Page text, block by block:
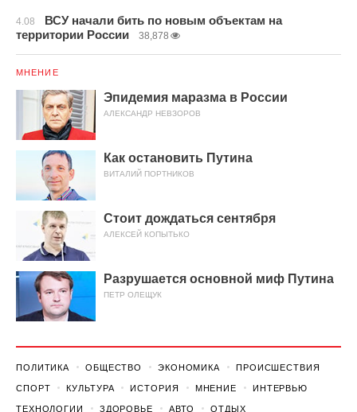
4.08
ВСУ начали бить по новым объектам на
территории России
38,878
МНЕНИЕ
Эпидемия маразма в России
АЛЕКСАНДР НЕВЗОРОВ
Как остановить Путина
ВИТАЛИЙ ПОРТНИКОВ
Стоит дождаться сентября
АЛЕКСЕЙ КОПЫТЬКО
Разрушается основной миф Путина
ПЕТР ОЛЕЩУК
ПОЛИТИКА ОБЩЕСТВО ЭКОНОМИКА ПРОИСШЕСТВИЯ
СПОРТ КУЛЬТУРА ИСТОРИЯ МНЕНИЕ ИНТЕРВЬЮ
ТЕХНОЛОГИИ ЗДОРОВЬЕ АВТО ОТДЫХ